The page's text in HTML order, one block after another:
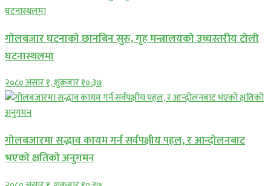
गोलबजार घटनाको छानबिन सुरु, गृह मन्त्रालयको उच्चस्तरीय टोली
घटनास्थलमा
२०८० असार १, शुक्रबार १०:३७
गोलबजारमा सद्भाव कायम गर्न सर्वपक्षीय पहल, र आन्दोलनबाट
भएको क्षतिको अनुगमन